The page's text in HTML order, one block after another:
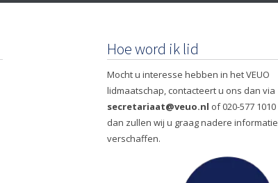
Hoe word ik lid
Mocht u interesse hebben in het VEUO
lidmaatschap, contacteert u ons dan via
secretariaat@veuo.nl of 020-577 1010
dan zullen wij u graag nadere informatie
verschaffen.